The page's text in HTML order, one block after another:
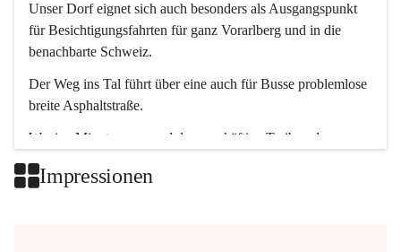
Unser Dorf eignet sich auch besonders als Ausgangspunkt
für Besichtigungsfahrten für ganz Vorarlberg und in die
benachbarte Schweiz.
Der Weg ins Tal führt über eine auch für Busse problemlose
breite Asphaltstraße.
Wenige Minuten nur, und das geschäftige Treiben der
Impressionen